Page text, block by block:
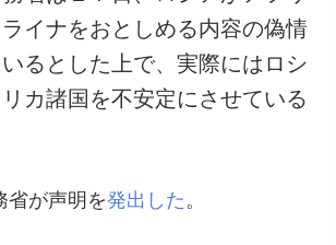
イナをおとしめる内容の偽情
るとした上で、実際にはロシ
カ諸国を不安定にさせている
省が声明を発出した。